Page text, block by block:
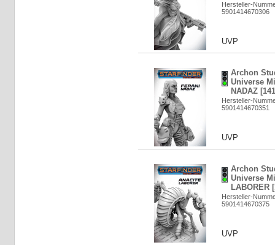
Hersteller-
5901414670306
UVP
Archon
Universe
NADAZ
Hersteller-
5901414670351
UVP
Archon
Universe
LABORER
Hersteller-
5901414670375
UVP